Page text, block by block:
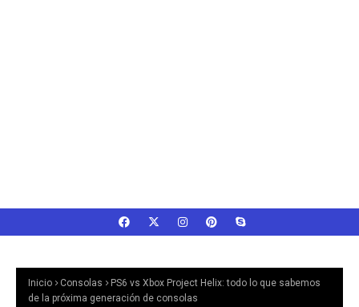
Inicio Consolas
PS6 vs Xbox Project Helix: todo lo que sabemos
de la próxima generación de consolas